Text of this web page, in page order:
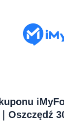
Oszczędź